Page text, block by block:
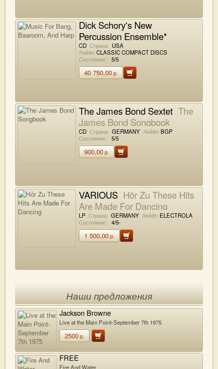
Dick Schory's New
Percussion Ensemble*
Music For Bang, Baaroom,
And Harp
CD Страна: USA
Лейбл: CLASSIC COMPACT DISCS
Состояние : 5/5
40 750,00р.
The James Bond Sextet The
James Bond Songbook
CD Страна: GERMANY Лейбл: BGP
Состояние : 5/5
900,00р.
VARIOUS Hör Zu These Hits
Are Made For Dancing
LP Страна: GERMANY Лейбл: ELECTROLA
Состояние : 4/5-
1 500,00р.
Наши предложения
Jackson Browne
Live at the Main Point-September 7th 1975
2500р.
FREE
Fire And Water